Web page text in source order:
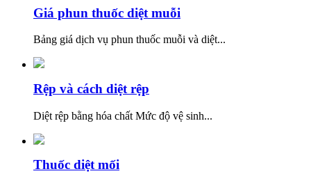
Giá phun thuốc diệt muỗi
Bảng giá dịch vụ phun thuốc muỗi và diệt...
Rệp và cách diệt rệp
Diệt rệp bằng hóa chất Mức độ vệ sinh...
Thuốc diệt mối